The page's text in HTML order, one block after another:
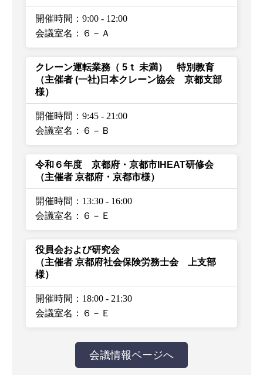
開催時間：9:00 - 12:00
会議室名：６－Ａ
クレーン運転業務（ 5ｔ 未満） 特別教育
（主催者 (一社)日本クレーン協会 京都支部
様）
開催時間：9:45 - 21:00
会議室名：６－Ｂ
令和６年度 京都府・京都市IHEAT研修会
（主催者 京都府・京都市様）
開催時間：13:30 - 16:00
会議室名：６－Ｅ
役員会および研究会
（主催者 京都府社会保険労務士会 上支部
様）
開催時間：18:00 - 21:30
会議室名：６－Ｅ
会議情報ページへ